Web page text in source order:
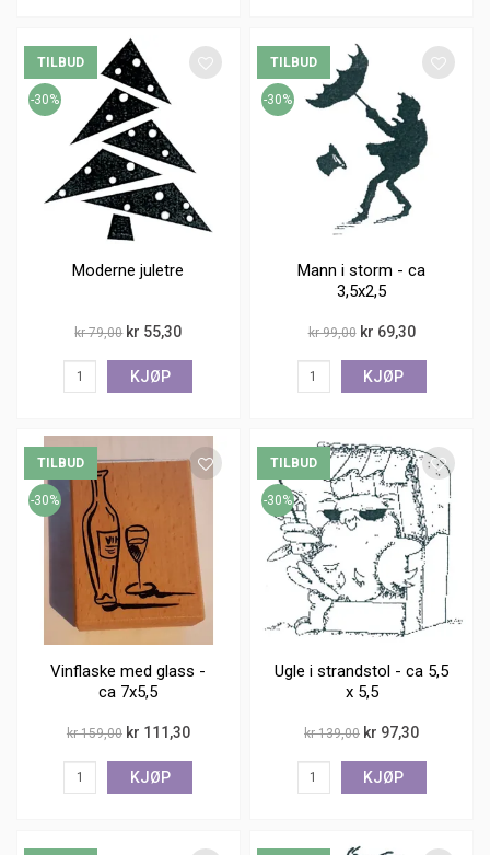
TILBUD
Moderne juletre
-30%
kr 79,00 kr 55,30
KJØP
TILBUD
Mann i storm - ca
3,5x2,5
-30%
kr 99,00 kr 69,30
KJØP
TILBUD
Vinflaske med glass -
ca 7x5,5
-30%
kr 159,00 kr 111,30
KJØP
TILBUD
Ugle i strandstol - ca 5,5
x 5,5
-30%
kr 139,00 kr 97,30
KJØP